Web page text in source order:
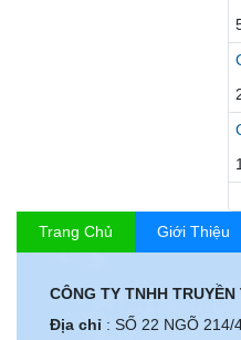
Trang Chủ Giới Thiệu
CÔNG TY TNHH
Địa chỉ : SỐ 22 NGÕ 214/